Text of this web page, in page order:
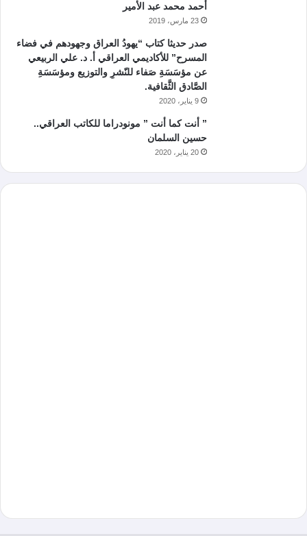
أحمد محمد عبد الأمير
23 مارس، 2019
صدر حديثا كتاب “يهودُ العراق وجهودهم في فضاء
المسرح” للأكاديمي العراقي أ. د. علي الربيعي
عن مؤسَسَةِ صَفاء للنّشرِ والتوزيع ومؤسَسَةِ
الصَّادق الثَّقافية.
9 يناير، 2020
” أنت كما أنت ” مونودراما للكاتب العراقي..
حسين السلمان
20 يناير، 2020